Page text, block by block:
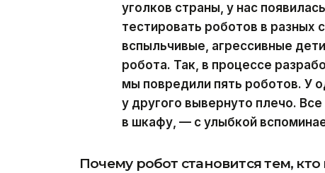
уголков страны, у нас
тестировать роботов в разных
вспыльчивые, агрессивные
робота. Так, в процессе
мы повредили пять роботов. У
у другого вывернуто плечо.
в шкафу, — с улыбкой
Почему робот становится тем,